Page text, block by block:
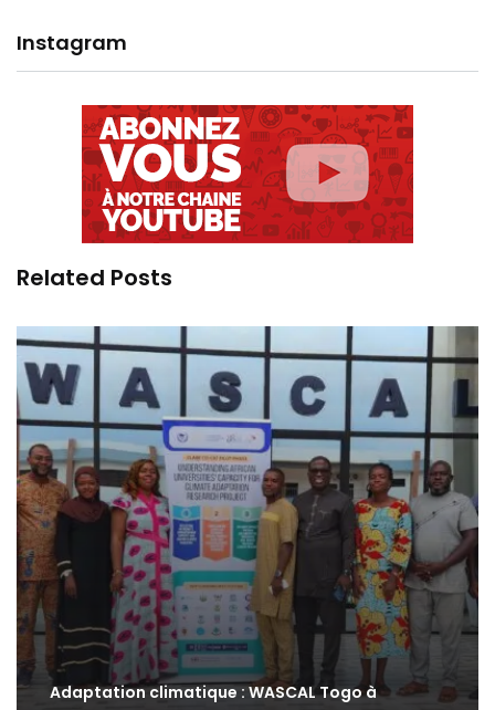
Instagram
Related Posts
Adaptation climatique : WASCAL Togo à